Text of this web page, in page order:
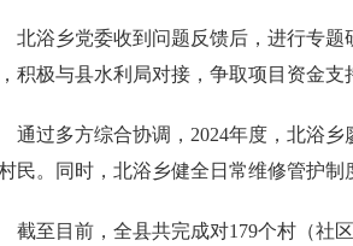
北浴乡党委收到问题反馈后，进行专
积极与县水利局对接，争取项目资金支
通过多方综合协调，2024年度，北浴
民。同时，北浴乡健全日常维修管护
截至目前，全县共完成对179个村（社